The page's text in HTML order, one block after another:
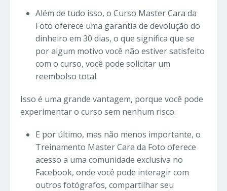
Além de tudo isso, o Curso Master Cara da
Foto oferece uma garantia de devolução do
dinheiro em 30 dias, o que significa que se
por algum motivo você não estiver satisfeito
com o curso, você pode solicitar um
reembolso total.
Isso é uma grande vantagem, porque você pode
experimentar o curso sem nenhum risco.
E por último, mas não menos importante, o
Treinamento Master Cara da Foto oferece
acesso a uma comunidade exclusiva no
Facebook, onde você pode interagir com
outros fotógrafos, compartilhar seu